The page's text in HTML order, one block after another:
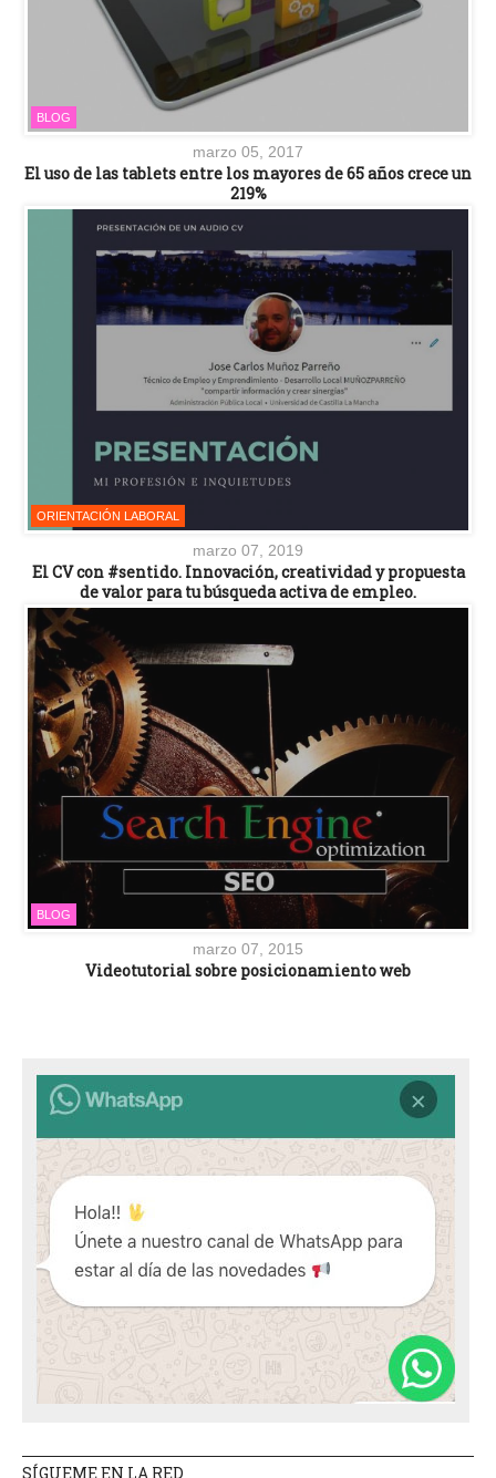
BLOG
marzo 05, 2017
El uso de las tablets entre los mayores de 65 años crece un
219%
ORIENTACIÓN LABORAL
marzo 07, 2019
El CV con #sentido. Innovación, creatividad y propuesta
de valor para tu búsqueda activa de empleo.
BLOG
marzo 07, 2015
Videotutorial sobre posicionamiento web
SÍGUEME EN LA RED